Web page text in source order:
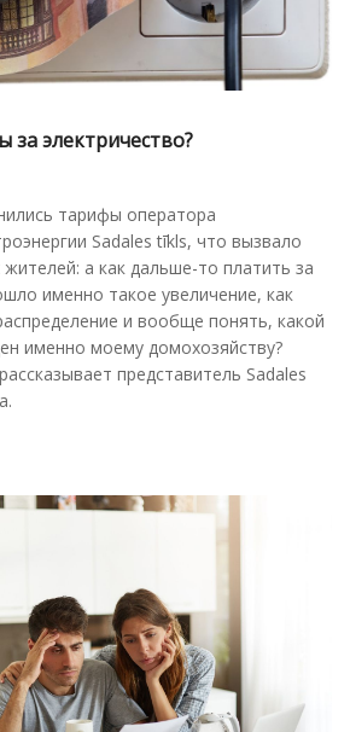
за электричество?
тарифы оператора
Sadales tīkls, что вызвало
а как дальше-то платить за
именно такое увеличение, как
и вообще понять, какой
именно моему домохозяйству?
представитель Sadales